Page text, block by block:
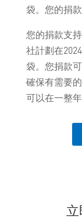
袋。您的捐
您的捐款支
社計劃在
袋。您捐款
確保有需要
可以在一整